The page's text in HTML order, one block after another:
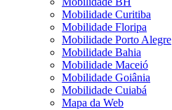
Mobilidade Curitiba
Mobilidade Floripa
Mobilidade Porto Alegre
Mobilidade Bahia
Mobilidade Maceió
Mobilidade Goiânia
Mobilidade Cuiabá
Mapa da Web